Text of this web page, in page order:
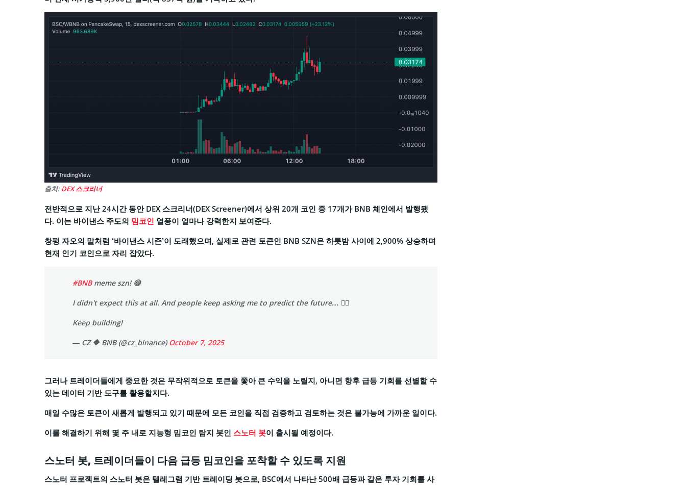
출처:DEX 스크리너
전반적으로 지난 24시간 동안 DEX 스크리너(DEX Screener)에서 상위 20개 코인 중 17개가 BNB 체인에서 발행됐
다. 이는 바이낸스 주도의 밈코인 열풍이 얼마나 강력한지 보여준다.
창펑 자오의 말처럼 ‘바이낸스 시즌’이 도래했으며, 실제로 관련 토큰인 BNB SZN은 하룻밤 사이에 2,900% 상승하며
현재 인기 코인으로 자리 잡았다.
#BNBmeme szn! 😆
I didn't expect this at all. And people keep asking me to predict the future… 🤷‍♂️
Keep building!
— CZ 🔶 BNB (@cz_binance)October 7, 2025
그러나 트레이더들에게 중요한 것은 무작위적으로 토큰을 쫓아 큰 수익을 노릴지, 아니면 향후 급등 기회를 선별할 수
있는 데이터 기반 도구를 활용할지다.
매일 수많은 토큰이 새롭게 발행되고 있기 때문에 모든 코인을 직접 검증하고 검토하는 것은 불가능에 가까운 일이다.
이를 해결하기 위해 몇 주 내로 지능형 밈코인 탐지 봇인 스노터 봇이 출시될 예정이다.
스노터 봇, 트레이더들이 다음 급등 밈코인을 포착할 수 있도록 지원
스노터 프로젝트의 스노터 봇은 텔레그램 기반 트레이딩 봇으로, BSC에서 나타난 500배 급등과 같은 투자 기회를 사